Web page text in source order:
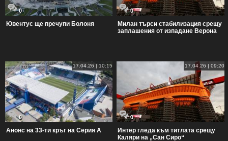
0
Ювентус ще пречупи Болоня
0
Милан търси стабилизация срещу
заплашения от изпадане Верона
17.04.26 | 10:15
0
Анонс на 33-ти кръг на Серия А
17.04.26 | 09:20
0
Интер гледа към титлата срещу
Каляри на „Сан Сиро“